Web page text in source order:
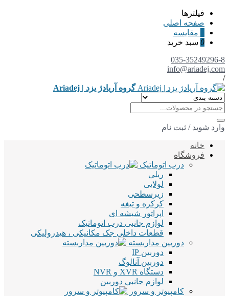
فیلترها
صفحه اصلی
مقایسه
0 سبد خرید
035-35249296-8
info@ariadej.com
/
گروه آریادژ یزد | Ariadej
وارد شوید / ثبت نام
خانه
فروشگاه
درب اتوماتیک
ریلی
لولایی
زیرسطحی
کرکره و تیغه
اپراتور شیشه ای
لوازم جانبی درب اتوماتیک
قطعات داخلی جک مکانیکی ، هیدرولیکی
دوربین مداربسته
دوربین IP
دوربین آنالوگ
دستگاه XVR و NVR
لوازم جانبی دوربین
کامپیوتر و سرور